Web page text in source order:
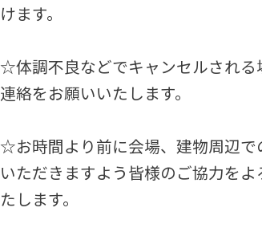
けます。
☆体調不良などでキャンセルされる
連絡をお願いいたします。
☆お時間より前に会場、建物周辺で
いただきますよう皆様のご協力を
たします。